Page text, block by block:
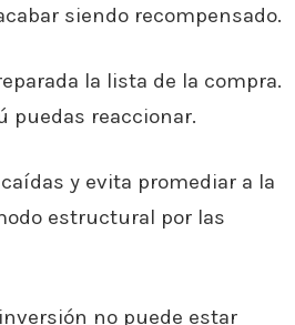
siendo recompensado.
la lista de la compra.
puedas reaccionar.
y evita promediar a la
estructural por las
no puede estar